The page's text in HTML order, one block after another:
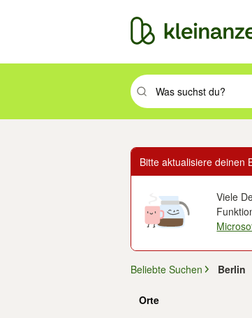
Suchbegriff eingeben.
Bitte aktualisiere deinen
Viele
Beliebte Suchen Berlin
Orte